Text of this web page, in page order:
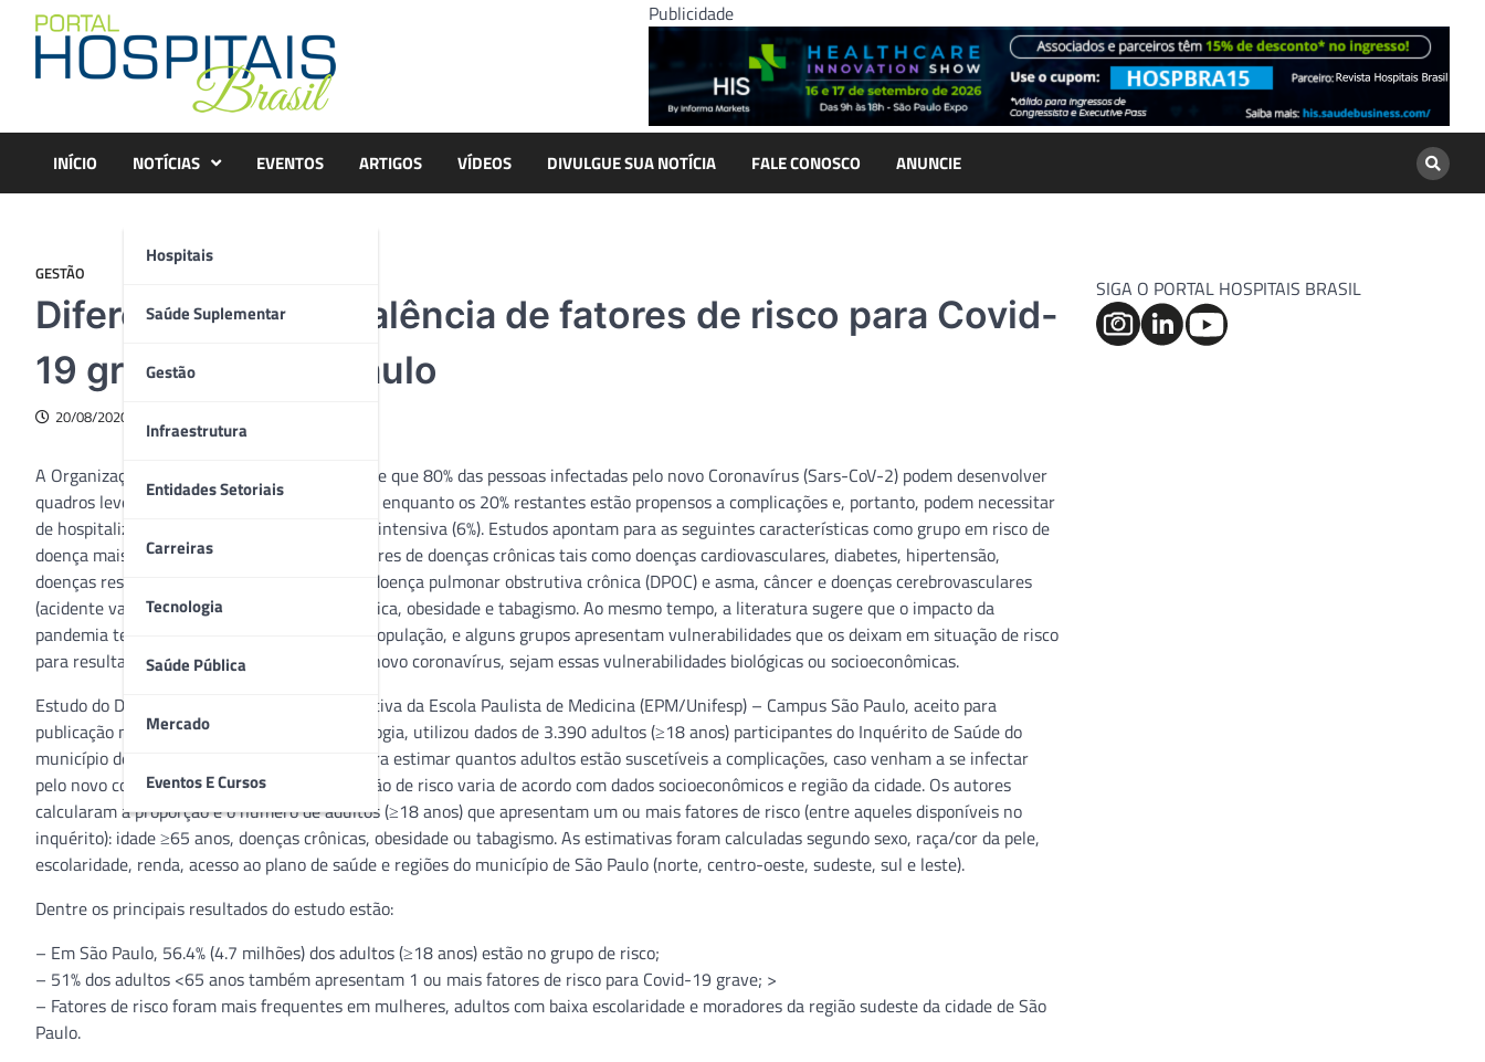
content
Publicidade
INÍCIO NOTÍCIAS
Hospitais
Saúde Suplementar
Gestão
Infraestrutura
Entidades Setoriais
Carreiras
Tecnologia
Saúde Pública
Mercado
Eventos E Cursos
EVENTOS ARTIGOS VÍDEOS DIVULGUE SUA NOTÍCIA FALE CONOSCO ANUNCIE
GESTÃO
Diferenças na prevalência de fatores de risco para Covid-
19 grave em São Paulo
20/08/2020
A Organização Mundial da Saúde (OMS) sugere que 80% das pessoas infectadas pelo novo Coronavírus (Sars-CoV-2) podem desenvolver
quadros leves ou assintomáticos da Covid-19, enquanto os 20% restantes estão propensos a complicações e, portanto, podem necessitar
de hospitalização (14%) ou unidade de terapia intensiva (6%). Estudos apontam para as seguintes características como grupo em risco de
doença mais grave: idosos (≥65 anos), portadores de doenças crônicas tais como doenças cardiovasculares, diabetes, hipertensão,
doenças respiratórias crônicas em particular doença pulmonar obstrutiva crônica (DPOC) e asma, câncer e doenças cerebrovasculares
(acidente vascular cerebral – AVC), renal crônica, obesidade e tabagismo. Ao mesmo tempo, a literatura sugere que o impacto da
pandemia tem se dado de forma desigual na população, e alguns grupos apresentam vulnerabilidades que os deixam em situação de risco
para resultados piores frente a infecção pelo novo coronavírus, sejam essas vulnerabilidades biológicas ou socioeconômicas.
Estudo do Departamento de Medicina Preventiva da Escola Paulista de Medicina (EPM/Unifesp) – Campus São Paulo, aceito para
publicação na Revista Brasileira de Epidemiologia, utilizou dados de 3.390 adultos (≥18 anos) participantes do Inquérito de Saúde do
município de São Paulo (ISA-Capital 2015) para estimar quantos adultos estão suscetíveis a complicações, caso venham a se infectar
pelo novo coronavírus, e como essa distribuição de risco varia de acordo com dados socioeconômicos e região da cidade. Os autores
calcularam a proporção e o número de adultos (≥18 anos) que apresentam um ou mais fatores de risco (entre aqueles disponíveis no
inquérito): idade ≥65 anos, doenças crônicas, obesidade ou tabagismo. As estimativas foram calculadas segundo sexo, raça/cor da pele,
escolaridade, renda, acesso ao plano de saúde e regiões do município de São Paulo (norte, centro-oeste, sudeste, sul e leste).
Dentre os principais resultados do estudo estão:
– Em São Paulo, 56.4% (4.7 milhões) dos adultos (≥18 anos) estão no grupo de risco;
– 51% dos adultos <65 anos também apresentam 1 ou mais fatores de risco para Covid-19 grave; >
– Fatores de risco foram mais frequentes em mulheres, adultos com baixa escolaridade e moradores da região sudeste da cidade de São
Paulo.
SIGA O PORTAL HOSPITAIS BRASIL